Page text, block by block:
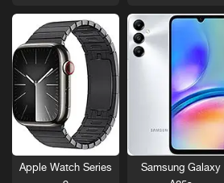
Samsung Galaxy
Apple Watch Series